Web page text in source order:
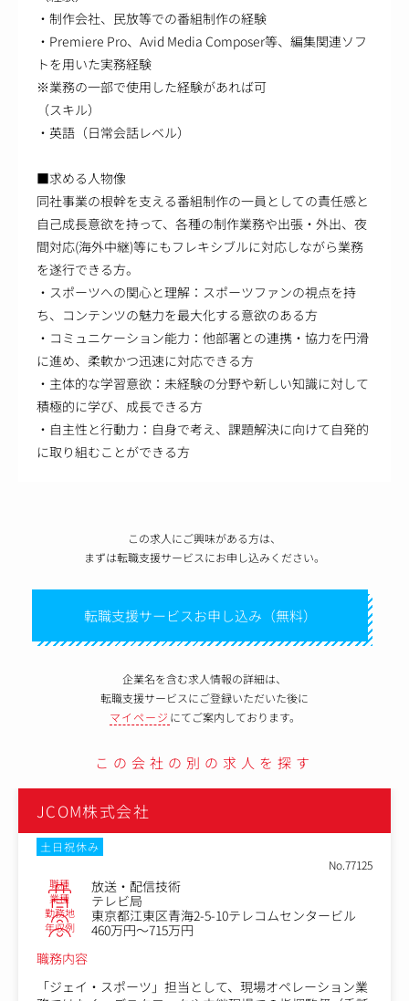
・制作会社、民放等での番組制作の経験
・Premiere Pro、Avid Media Composer等、編集関連ソフ
トを用いた実務経験
※業務の一部で使用した経験があれば可
（スキル）
・英語（日常会話レベル）
■求める人物像
同社事業の根幹を支える番組制作の一員としての責任感と
自己成長意欲を持って、各種の制作業務や出張・外出、夜
間対応(海外中継)等にもフレキシブルに対応しながら業務
を遂行できる方。
・スポーツへの関心と理解：スポーツファンの視点を持
ち、コンテンツの魅力を最大化する意欲のある方
・コミュニケーション能力：他部署との連携・協力を円滑
に進め、柔軟かつ迅速に対応できる方
・主体的な学習意欲：未経験の分野や新しい知識に対して
積極的に学び、成長できる方
・自主性と行動力：自身で考え、課題解決に向けて自発的
に取り組むことができる方
この求人にご興味がある方は、
まずは転職支援サービスにお申し込みください。
転職支援サービスお申し込み（無料）
企業名を含む求人情報の詳細は、
転職支援サービスにご登録いただいた後に
マイページ にてご案内しております。
この会社の別の求人を探す
JCOM株式会社
土日祝休み
No.77125
職種 放送・配信技術
業種 テレビ局
勤務地 東京都江東区青海2-5-10テレコムセンタービル
年収例
460万円～715万円
職務内容
「ジェイ・スポーツ」担当として、現場オペレーション業